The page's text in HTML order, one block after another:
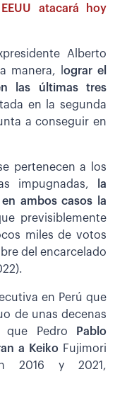
atacará hoy
Alberto
manera, lograr el
las últimas tres
en la segunda
a conseguir en
pertenecen a los
impugnadas,
la
ambos casos la
previsiblemente
miles de votos
del encarcelado
en Perú que
de unas decenas
que Pedro
Pablo
a Keiko Fujimori
2016 y 2021,